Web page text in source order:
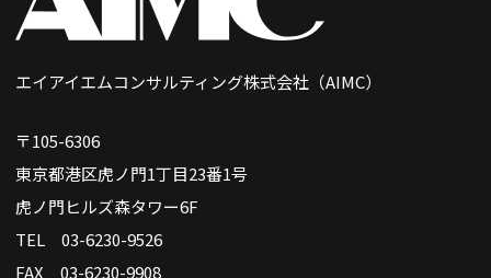
エイアイエムコンサルティング株式会社（AIMC）
〒105-6306
東京都港区虎ノ門1丁目23番1号
虎ノ門ヒルズ森タワー6F
TEL 03-6230-9526
FAX 03-6230-9908